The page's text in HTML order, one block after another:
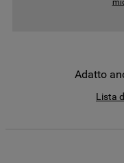
Adatto
Lista
come la
Per maggiori
raccolti tramite